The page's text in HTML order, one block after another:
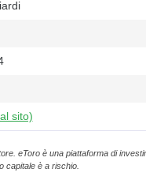
sito)
eToro è una piattaforma di
capitale è a rischio.